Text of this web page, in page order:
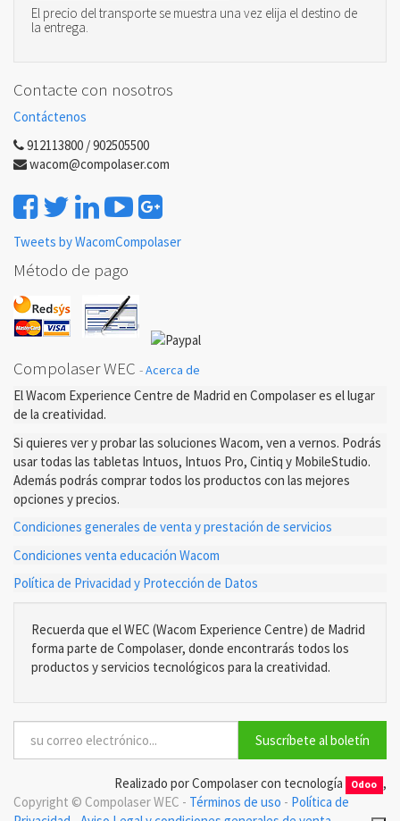
El precio del transporte se muestra una vez elija el destino de
la entrega.
Contacte con nosotros
Contáctenos
912113800 / 902505500
wacom@compolaser.com
Tweets by WacomCompolaser
Método de pago
Compolaser WEC -Acerca de
El Wacom Experience Centre de Madrid en Compolaser es el lugar
de la creatividad.
Si quieres ver y probar las soluciones Wacom, ven a vernos. Podrás
usar todas las tabletas Intuos, Intuos Pro, Cintiq y MobileStudio.
Además podrás comprar todos los productos con las mejores
opciones y precios.
Condiciones generales de venta y prestación de servicios
Condiciones venta educación Wacom
Política de Privacidad y Protección de Datos
Recuerda que el WEC (Wacom Experience Centre) de Madrid
forma parte de Compolaser, donde encontrarás todos los
productos y servicios tecnológicos para la creatividad.
Suscríbete al boletín
Realizado por Compolaser con tecnología Odoo ,
Copyright © Compolaser WEC - Términos de uso - Política de